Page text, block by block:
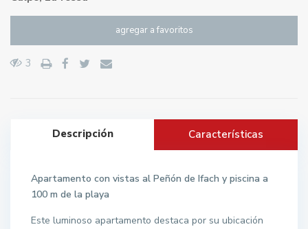
agregar a favoritos
3
Descripción Características
Apartamento con vistas al Peñón de Ifach y piscina a
100 m de la playa
Este luminoso apartamento destaca por su ubicación